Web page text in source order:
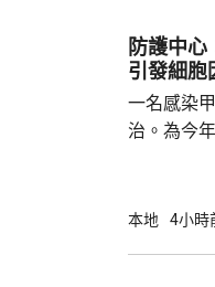
園、4個公
個公共設
防護中
引發細胞
一名感染
治。為今
出現漂移
本地 4小時